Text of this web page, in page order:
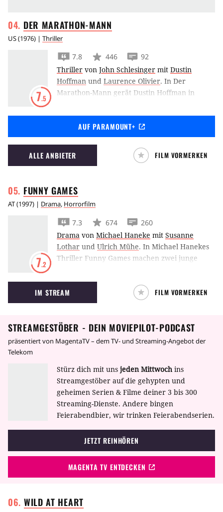
DER MARATHON-MANN
US(1976) | Thriller
7.5
7.8 446
92
Thriller von John Schlesinger mit Dustin
Hoffman und Laurence Olivier. In Der
Marathon-Mann gerät Dustin Hoffman in
eines folternden Zahnarztes mit Nazi-
Vergangenheit treibt.
AUF PARAMOUNT+
ALLE ANBIETER FILM VORMERKEN
FUNNYGAMES
AT(1997) | Drama, Horrorfilm
7.2
7.3 674
260
Drama von Michael Haneke mit Susanne
Lothar und Ulrich Mühe. In Michael Hanekes
Thriller Funny Games machen zwei junge
IM STREAM FILM VORMERKEN
STREAMGESTÖBER - DEIN MOVIEPILOT-PODCAST
präsentiert von MagentaTV – dem TV- und Streaming-Angebot der
Telekom
Stürz dich mit uns jeden Mittwoch ins
Streamgestöber auf die gehypten und
geheimen Serien & Filme deiner 3 bis 300
Streaming-Dienste. Andere bingen
Feierabendbier, wir trinken Feierabendserien.
JETZT REINHÖREN
MAGENTA TV ENTDECKEN
WILD AT HEART